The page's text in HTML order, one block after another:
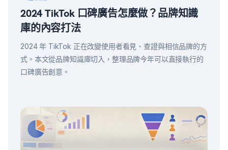
2024 TikTok 口碑廣告怎麼做？品牌知識
庫的內容打法
2024 年 TikTok 正在改變使用者看見、查證與相信品牌的方
式。本文從品牌知識庫切入，整理品牌今年可以直接執行的
口碑廣告創意。